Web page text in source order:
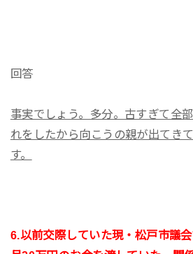
回答
事実でしょう。多分。古すぎて全
れをしたから向こうの親が出てき
す。
6.以前交際していた現・松戸市議